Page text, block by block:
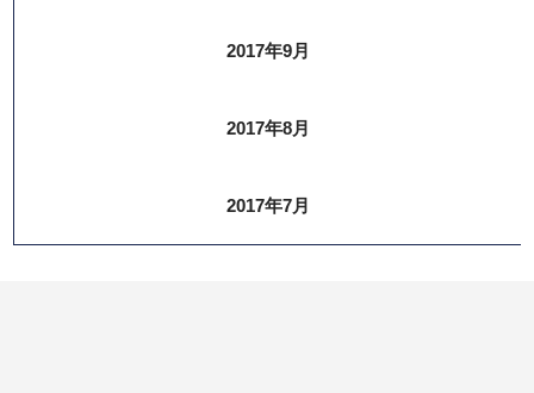
2017年9月
2017年8月
2017年7月